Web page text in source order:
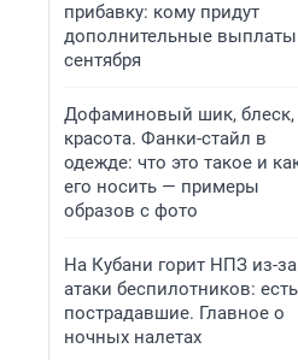
прибавку: кому придут
дополнительные выплаты
сентября
Дофаминовый шик, блеск,
красота. Фанки-стайл в
одежде: что это такое и
его носить — примеры
образов с фото
На Кубани горит НПЗ из-за
атаки беспилотников: есть
пострадавшие. Главное о
ночных налетах